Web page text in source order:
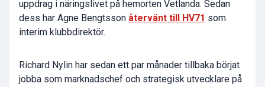
uppdrag i näringslivet på hemorten Vetlanda. Sedan
dess har Agne Bengtsson återvänt till HV71 som
interim klubbdirektör.
Richard Nylin har sedan ett par månader tillbaka börjat
jobba som marknadschef och strategisk utvecklare på